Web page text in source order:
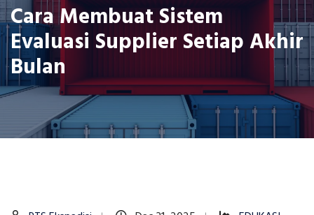
Cara Membuat Sistem
Evaluasi Supplier Setiap Akhir
Bulan